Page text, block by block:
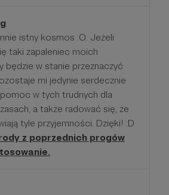
istny kosmos :O. Jeżeli
taki zapaleniec moich
będzie w stanie przeznaczyć
mi jedynie serdecznie
w tych trudnych dla
a także radować się, że
tyle przyjemności. Dzięki! :D
z poprzednich progów